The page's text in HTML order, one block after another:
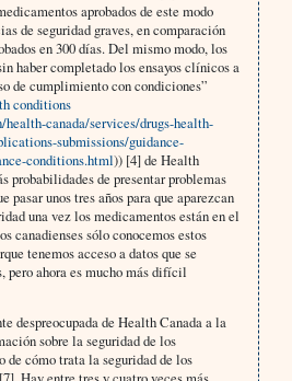
aprobados de este modo
de seguridad graves, en comparación
en 300 días. Del mismo modo, los
haber completado los ensayos clínicos a
de cumplimiento con condiciones”
conditions
canada/services/drugs-health-
submissions/guidance-
conditions.html)) [4] de Health
probabilidades de presentar problemas
pasar unos tres años para que aparezcan
una vez los medicamentos están en el
canadienses sólo conocemos estos
tenemos acceso a datos que se
pero ahora es mucho más difícil
despreocupada de Health Canada a la
sobre la seguridad de los
de cómo trata la seguridad de los